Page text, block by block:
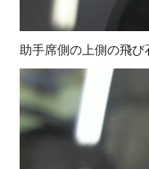
助手席側の上側の飛び